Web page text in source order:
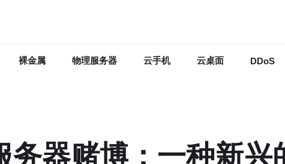
裸金属 物理服务器 云手机 云桌面 DDoS
务器赌博：一种新兴